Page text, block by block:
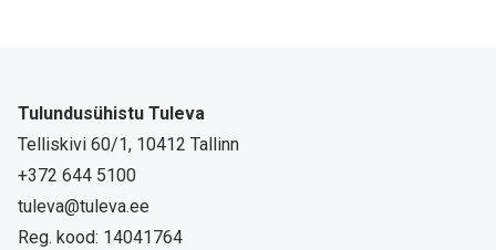
Tulundusühistu Tuleva
Telliskivi 60/1, 10412 Tallinn
+372 644 5100
tuleva@tuleva.ee
Reg. kood: 14041764